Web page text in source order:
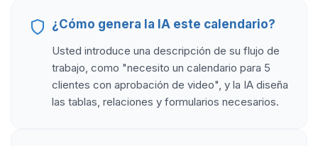
¿Cómo genera la IA este calendario?
Usted introduce una descripción de su flujo de
trabajo, como "necesito un calendario para 5
clientes con aprobación de video", y la IA diseña
las tablas, relaciones y formularios necesarios.